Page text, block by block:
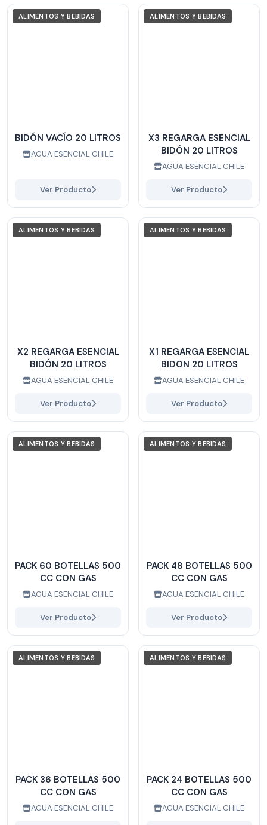
ALIMENTOS Y BEBIDAS
BIDÓN VACÍO 20 LITROS
AGUA ESENCIAL CHILE
Ver Producto
ALIMENTOS Y BEBIDAS
X3 REGARGA ESENCIAL
BIDÓN 20 LITROS
AGUA ESENCIAL CHILE
Ver Producto
ALIMENTOS Y BEBIDAS
X2 REGARGA ESENCIAL
BIDÓN 20 LITROS
AGUA ESENCIAL CHILE
Ver Producto
ALIMENTOS Y BEBIDAS
X1 REGARGA ESENCIAL
BIDON 20 LITROS
AGUA ESENCIAL CHILE
Ver Producto
ALIMENTOS Y BEBIDAS
PACK 60 BOTELLAS 500
CC CON GAS
AGUA ESENCIAL CHILE
Ver Producto
ALIMENTOS Y BEBIDAS
PACK 48 BOTELLAS 500
CC CON GAS
AGUA ESENCIAL CHILE
Ver Producto
ALIMENTOS Y BEBIDAS
PACK 36 BOTELLAS 500
CC CON GAS
AGUA ESENCIAL CHILE
ALIMENTOS Y BEBIDAS
PACK 24 BOTELLAS 500
CC CON GAS
AGUA ESENCIAL CHILE